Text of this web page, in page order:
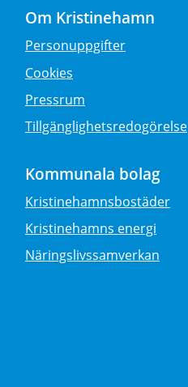
Om Kristinehamn
Personuppgifter
Cookies
Pressrum
Tillgänglighetsredogörelse
Kommunala bolag
Kristinehamnsbostäder
Kristinehamns energi
Näringslivssamverkan